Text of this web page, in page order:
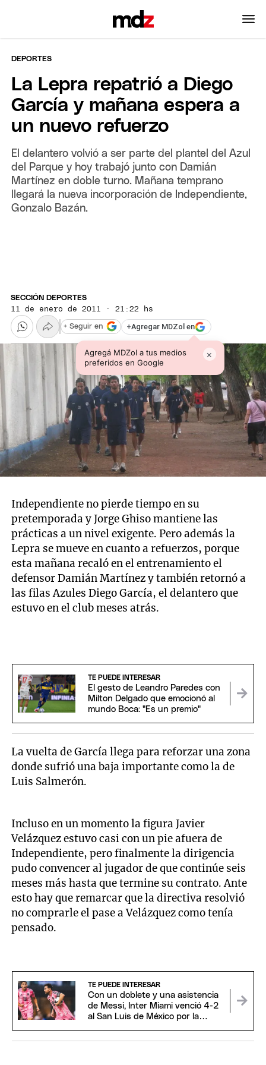
DEPORTES
La Lepra repatrió a Diego
García y mañana espera a
un nuevo refuerzo
El delantero volvió a ser parte del plantel del Azul
del Parque y hoy trabajó junto con Damián
Martínez en doble turno. Mañana temprano
llegará la nueva incorporación de Independiente,
Gonzalo Bazán.
SECCIÓN DEPORTES
11 de enero de 2011 · 21:22 hs
+Agregar MDZol en
Agregá MDZol a tus medios
preferidos en Google
×
+ Seguir en
Independiente no pierde tiempo en su
pretemporada y Jorge Ghiso mantiene las
prácticas a un nivel exigente. Pero además la
Lepra se mueve en cuanto a refuerzos, porque
esta mañana recaló en el entrenamiento el
defensor Damián Martínez y también retornó a
las filas Azules Diego García, el delantero que
estuvo en el club meses atrás.
TE PUEDE INTERESAR
El gesto de Leandro Paredes con
Milton Delgado que emocionó al
mundo Boca: "Es un premio"
La vuelta de García llega para reforzar una zona
donde sufrió una baja importante como la de
Luis Salmerón.
Incluso en un momento la figura Javier
Velázquez estuvo casi con un pie afuera de
Independiente, pero finalmente la dirigencia
pudo convencer al jugador de que continúe seis
meses más hasta que termine su contrato. Ante
esto hay que remarcar que la directiva resolvió
no comprarle el pase a Velázquez como tenía
pensado.
TE PUEDE INTERESAR
Con un doblete y una asistencia
de Messi, Inter Miami venció 4-2
al San Luis de México por la